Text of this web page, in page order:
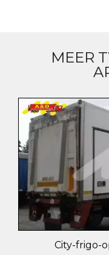
MEER
City-frigo-